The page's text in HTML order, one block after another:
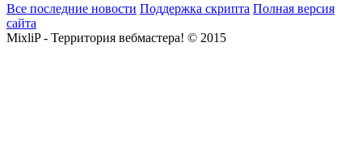
Все последние новости Поддержка скрипта Полная версия
сайта
MixliP - Территория вебмастера! © 2015